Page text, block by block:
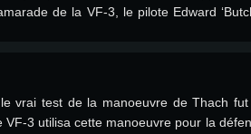
OS:
OS:
plus OS:
de la VF-3, le pilote Edward
vrai test de la manoeuvre de Thach
3 utilisa cette manoeuvre pour la